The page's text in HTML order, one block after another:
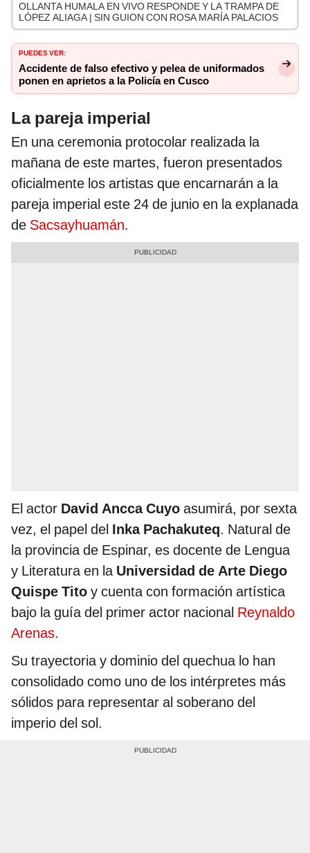
OLLANTA HUMALA EN VIVO RESPONDE Y LA TRAMPA DE
LÓPEZ ALIAGA | SIN GUION CON ROSA MARÍA PALACIOS
PUEDES VER:
Accidente de falso efectivo y pelea de uniformados
ponen en aprietos a la Policía en Cusco
La pareja imperial
En una ceremonia protocolar realizada la
mañana de este martes, fueron presentados
oficialmente los artistas que encarnarán a la
pareja imperial este 24 de junio en la explanada
de Sacsayhuamán.
El actor David Ancca Cuyo asumirá, por sexta
vez, el papel del Inka Pachakuteq. Natural de
la provincia de Espinar, es docente de Lengua
y Literatura en la Universidad de Arte Diego
Quispe Tito y cuenta con formación artística
bajo la guía del primer actor nacional Reynaldo
Arenas.
Su trayectoria y dominio del quechua lo han
consolidado como uno de los intérpretes más
sólidos para representar al soberano del
imperio del sol.